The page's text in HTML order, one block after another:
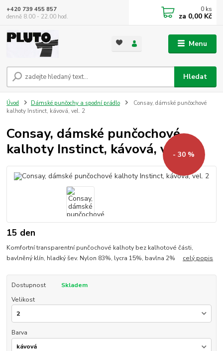
Menu
Hledat
+420 739 455 857
denně 8.00 - 22.00 hod.
0 ks
za 0,00 Kč
Úvod Dámské punčochy a spodní prádlo
Consay, dámské punčochové
kalhoty Instinct, kávová, vel. 2
Consay, dámské punčochové
kalhoty Instinct, kávová, vel. 2
- 30 %
15 den
Komfortní transparentní punčochové kalhoty bez kalhotové části,
bavlněný klín, hladký šev. Nylon 83%, lycra 15%, bavlna 2% celý popis
Dostupnost
Skladem
Velikost
Barva